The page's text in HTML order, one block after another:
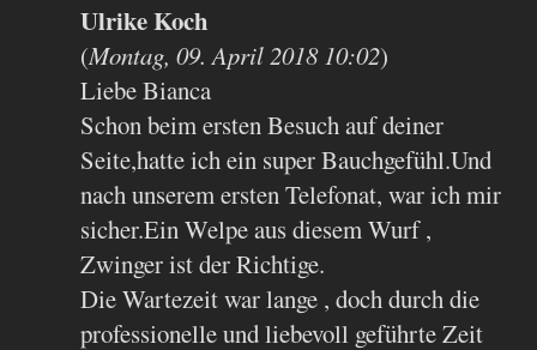
Ulrike Koch
(Montag, 09. April 2018 10:02)
Liebe Bianca
Schon beim ersten Besuch auf deiner
Seite,hatte ich ein super Bauchgefühl.Und
nach unserem ersten Telefonat, war ich mir
sicher.Ein Welpe aus diesem Wurf ,
Zwinger ist der Richtige.
Die Wartezeit war lange , doch durch die
professionelle und liebevoll geführte Zeit